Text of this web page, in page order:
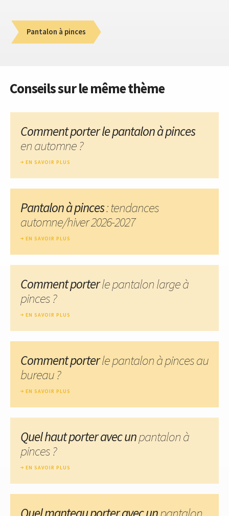
Pantalon à pinces
Conseils sur le même thème
Comment porter le pantalon à pinces
en automne ?
EN SAVOIR PLUS
Pantalon à pinces: tendances
automne/hiver 2026-2027
EN SAVOIR PLUS
Comment porterle pantalon large à
pinces ?
EN SAVOIR PLUS
Comment porterle pantalon à pinces au
bureau ?
EN SAVOIR PLUS
Quel haut porter avec unpantalon à
pinces ?
EN SAVOIR PLUS